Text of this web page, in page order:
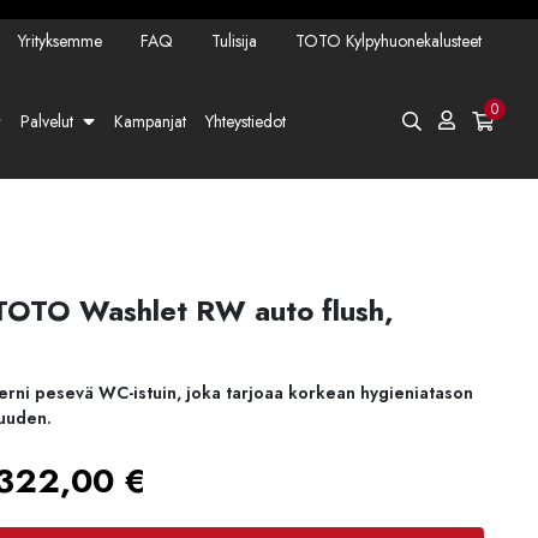
Yrityksemme FAQ Tulisija TOTO Kylpyhuonekalusteet
Palvelut Kampanjat Yhteystiedot 0
Washlet RW auto flush,
pesevä WC-istuin, joka tarjoaa korkean hygieniatason
€